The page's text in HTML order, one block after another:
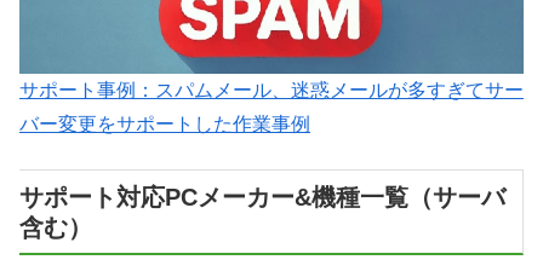
サポート事例：スパムメール、迷惑メールが多すぎてサー
バー変更をサポートした作業事例
サポート対応PCメーカー&機種一覧（サーバ
含む）